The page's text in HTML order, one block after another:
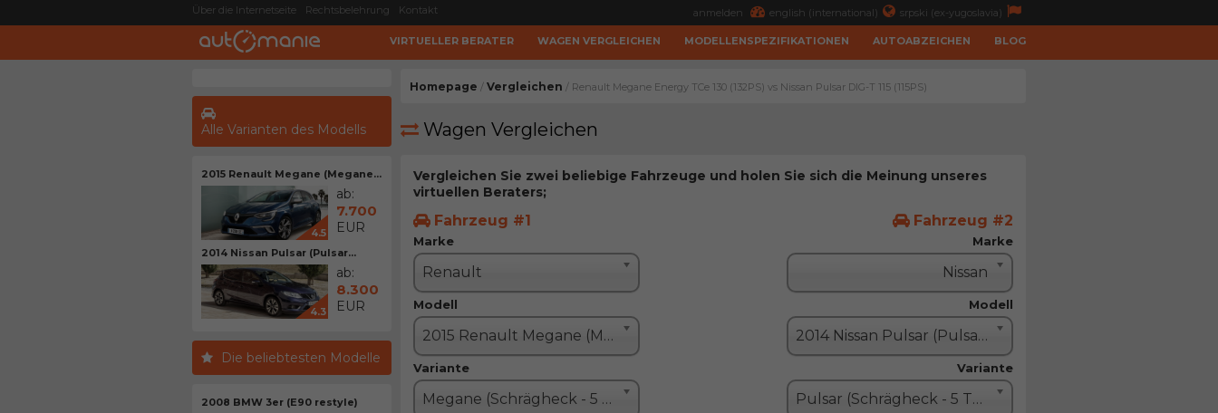
Über die Internetseite Rechtsbelehrung Kontakt anmelden english (international) srpski (ex-yugoslavia)
VIRTUELLER BERATER WAGEN VERGLEICHEN MODELLENSPEZIFIKATIONEN AUTOABZEICHEN BLOG
Alle Varianten des Modells
2015 Renault Megane (Megane...
4.5
ab:
7.700
EUR
2014 Nissan Pulsar (Pulsar...
4.3
ab:
8.300
EUR
Die beliebtesten Modelle
2008 BMW 3er (E90 restyle)
Homepage / Vergleichen / Renault Megane Energy TCe 130 (132PS) vs Nissan Pulsar DIG-T 115 (115PS)
Wagen Vergleichen
Vergleichen Sie zwei beliebige Fahrzeuge und holen Sie sich die Meinung unseres
virtuellen Beraters;
Fahrzeug #1
Marke
Renault
Modell
2015 Renault Megane (Megane IV)
Variante
Megane (Schrägheck - 5 Türe)
Fahrzeug #2
Marke
Nissan
Modell
2014 Nissan Pulsar (Pulsar C13)
Variante
Pulsar (Schrägheck - 5 Türe)